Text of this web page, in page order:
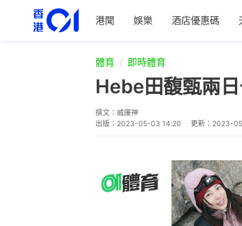
港聞 娛樂 酒店優惠碼
體育 即時體育
Hebe田馥甄兩
撰文： 威廉神
出版： 2023-05-03 14:20 更新： 2023-